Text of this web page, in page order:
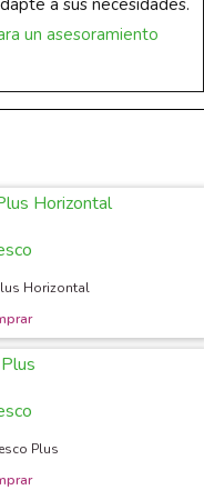
a sus necesidades.
un asesoramiento
Horizontal
Plus